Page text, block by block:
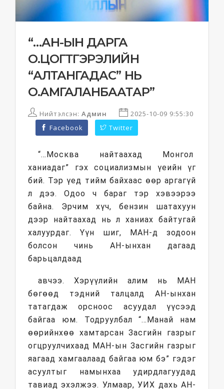
“…АН-ЫН ДАРГА
О.ЦОГТГЭРЭЛИЙН
“АЛТАНГАДАС” НЬ
О.АМГАЛАНБААТАР”
Нийтэлсэн: Админ
2025-10-09 9:55:30
Facebook
Twitter
“…Москва найтаахад Монгол
ханиадаг” гэх социализмын үеийн үг
бий. Тэр үед тийм байхаас өөр аргагүй
л дээ. Одоо ч бараг тэр хэвээрээ
байна. Эрчим хүч, бензин шатахуун
дээр найтаахад нь л ханиах байтугай
халуурдаг. Үүн шиг, МАН-д зодоон
болсон чинь АН-ынхан дагаад
барьцалдаад
авчээ. Хэрүүлийн алим нь МАН
бөгөөд тэдний талцалд АН-ынхан
татагдаж орсноос асуудал үүсээд
байгаа юм. Тодруулбал “…Манай нам
өөрийнхөө хамтарсан Засгийн газрыг
огцруулчихаад МАН-ын Засгийн газрыг
яагаад хамгаалаад байгаа юм бэ” гэдэг
асуултыг намынхаа удирдлагуудад
тавиад эхэлжээ. Улмаар, УИХ дахь АН-